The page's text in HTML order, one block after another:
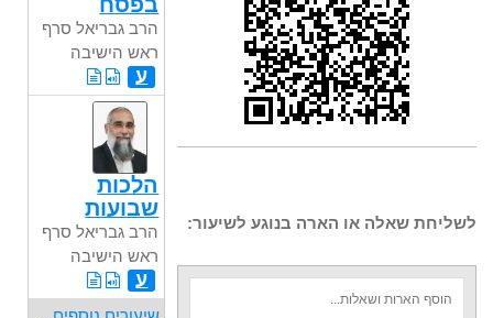
לשליחת שאלה או הארה בנוגע לשיעור:
הרב גבריאל סרף
ראש הישיבה
ע
הלכות
שבועות
הרב גבריאל סרף
ראש הישיבה
ע